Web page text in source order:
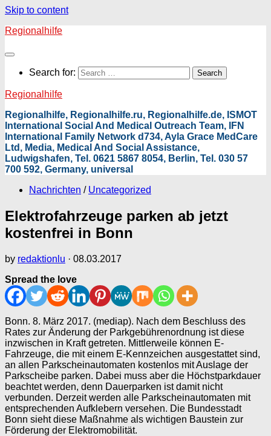
Skip to content
Regionalhilfe
Search for:
Regionalhilfe
Regionalhilfe, Regionalhilfe.ru, Regionalhilfe.de, ISMOT
International Social And Medical Outreach Team, IFN
International Family Network d734, Ayla Grace MedCare
Ltd, Media, Medical And Social Assistance,
Ludwigshafen, Tel. 0621 5867 8054, Berlin, Tel. 030 57
700 592, Germany, universal
Nachrichten / Uncategorized
Elektrofahrzeuge parken ab jetzt
kostenfrei in Bonn
by redaktionlu · 08.03.2017
Spread the love
Bonn. 8. März 2017. (mediap). Nach dem Beschluss des
Rates zur Änderung der Parkgebührenordnung ist diese
inzwischen in Kraft getreten. Mittlerweile können E-
Fahrzeuge, die mit einem E-Kennzeichen ausgestattet sind,
an allen Parkscheinautomaten kostenlos mit Auslage der
Parkscheibe parken. Dabei muss aber die Höchstparkdauer
beachtet werden, denn Dauerparken ist damit nicht
verbunden. Derzeit werden alle Parkscheinautomaten mit
entsprechenden Aufklebern versehen. Die Bundesstadt
Bonn sieht diese Maßnahme als wichtigen Baustein zur
Förderung der Elektromobilität.